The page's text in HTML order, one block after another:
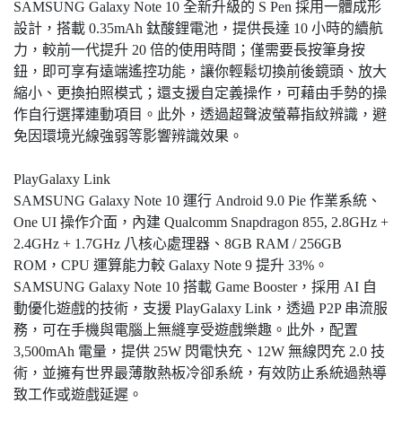
SAMSUNG Galaxy Note 10 全新升級的 S Pen 採用一體成形
設計，搭載 0.35mAh 鈦酸鋰電池，提供長達 10 小時的續航
力，較前一代提升 20 倍的使用時間；僅需要長按筆身按
鈕，即可享有遠端遙控功能，讓你輕鬆切換前後鏡頭、放大
縮小、更換拍照模式；還支援自定義操作，可藉由手勢的操
作自行選擇連動項目。此外，透過超聲波螢幕指紋辨識，避
免因環境光線強弱等影響辨識效果。
PlayGalaxy Link
SAMSUNG Galaxy Note 10 運行 Android 9.0 Pie 作業系統、
One UI 操作介面，內建 Qualcomm Snapdragon 855, 2.8GHz +
2.4GHz + 1.7GHz 八核心處理器、8GB RAM / 256GB
ROM，CPU 運算能力較 Galaxy Note 9 提升 33%。
SAMSUNG Galaxy Note 10 搭載 Game Booster，採用 AI 自
動優化遊戲的技術，支援 PlayGalaxy Link，透過 P2P 串流服
務，可在手機與電腦上無縫享受遊戲樂趣。此外，配置
3,500mAh 電量，提供 25W 閃電快充、12W 無線閃充 2.0 技
術，並擁有世界最薄散熱板冷卻系統，有效防止系統過熱導
致工作或遊戲延遲。